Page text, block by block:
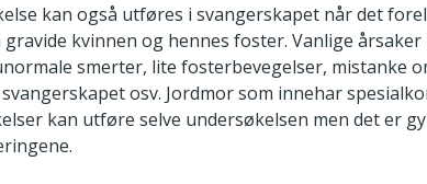
kan også utføres i svangerskapet når det
kvinnen og hennes foster. Vanlige
smerter, lite fosterbevegelser, mistanke
osv. Jordmor som innehar
kan utføre selve undersøkelsen men det er